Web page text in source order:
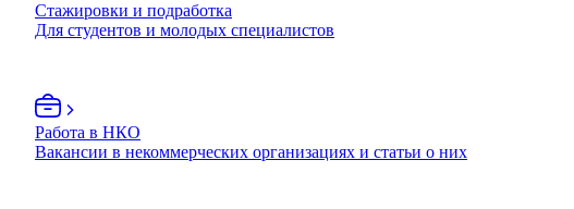
Стажировки и подработка
Для студентов и молодых специалистов
Работа в НКО
Вакансии в некоммерческих организациях и статьи о них